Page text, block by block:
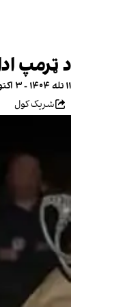
د ټرمپ
۱۱ تله ۱۴۰۴ - ۳ اکتوبر ۲۰۲۵، ۰۸:۱۵ GMT+۱
شریک کول